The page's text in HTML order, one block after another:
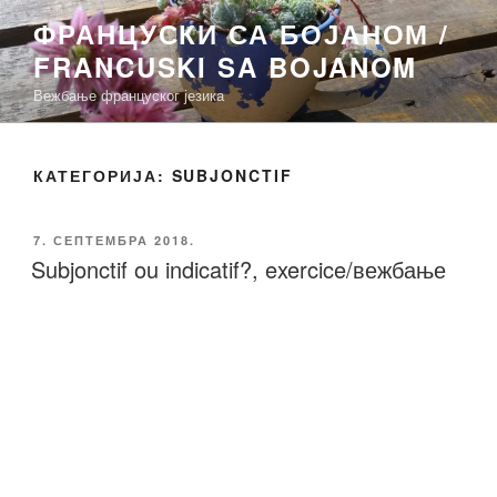
Скочи
на
садржај
ФРАНЦУСКИ СА БОЈАНОМ /
FRANCUSKI SA BOJANOM
Вежбање француског језика
КАТЕГОРИЈА: SUBJONCTIF
ОБЈАВЉЕНО
7. СЕПТЕМБРА 2018.
Subjonctif ou indicatif?, exercice/вежбање